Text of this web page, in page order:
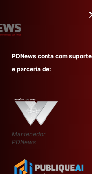
PDNews conta com suporte
e parceria de:
Mantenedor
PDNews